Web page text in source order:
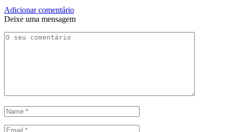
Adicionar comentário
Deixe uma mensagem